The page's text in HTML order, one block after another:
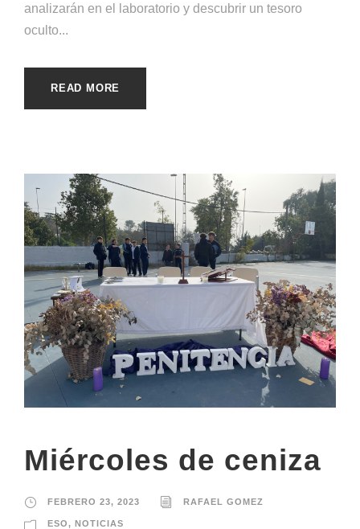
analizarán en el laboratorio y descubrir un tesoro
oculto...
READ MORE
Miércoles de ceniza
FEBRERO 23, 2023 RAFAEL GOMEZ
ESO, NOTICIAS